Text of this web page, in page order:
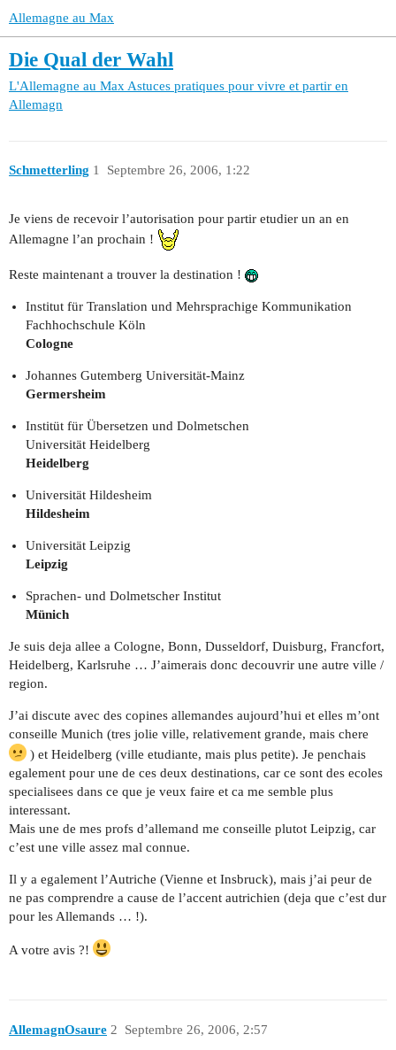
Allemagne au Max
Die Qual der Wahl
L'Allemagne au Max Astuces pratiques pour vivre et partir en
Allemagn
Schmetterling Septembre 26, 2006, 1:22
1
Je viens de recevoir l’autorisation pour partir etudier un an en
Allemagne l’an prochain !
Reste maintenant a trouver la destination !
Institut für Translation und Mehrsprachige Kommunikation
Fachhochschule Köln
Cologne
Johannes Gutemberg Universität-Mainz
Germersheim
Institüt für Übersetzen und Dolmetschen
Universität Heidelberg
Heidelberg
Universität Hildesheim
Hildesheim
Universität Leipzig
Leipzig
Sprachen- und Dolmetscher Institut
Münich
Je suis deja allee a Cologne, Bonn, Dusseldorf, Duisburg, Francfort,
Heidelberg, Karlsruhe … J’aimerais donc decouvrir une autre ville /
region.
J’ai discute avec des copines allemandes aujourd’hui et elles m’ont
conseille Munich (tres jolie ville, relativement grande, mais chere
) et Heidelberg (ville etudiante, mais plus petite). Je penchais
egalement pour une de ces deux destinations, car ce sont des ecoles
specialisees dans ce que je veux faire et ca me semble plus
interessant.
Mais une de mes profs d’allemand me conseille plutot Leipzig, car
c’est une ville assez mal connue.
Il y a egalement l’Autriche (Vienne et Insbruck), mais j’ai peur de
ne pas comprendre a cause de l’accent autrichien (deja que c’est dur
pour les Allemands … !).
A votre avis ?!
AllemagnOsaure Septembre 26, 2006, 2:57
2